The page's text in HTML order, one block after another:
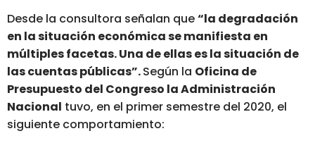
Desde la consultora señalan que“la degradación
en la situación económica se manifiesta en
múltiples facetas. Una de ellas es la situación de
las cuentas públicas”.Según la Oficina de
Presupuesto del Congreso la Administración
Nacional tuvo, en el primer semestre del 2020, el
siguiente comportamiento: